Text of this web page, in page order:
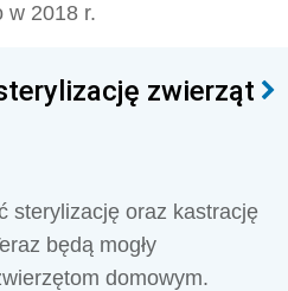
w 2018 r.
zwierząt
sterylizację oraz kastrację
będą mogły
domowym.